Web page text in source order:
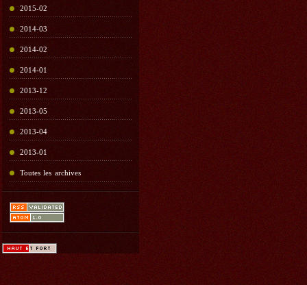
2015-02
2014-03
2014-02
2014-01
2013-12
2013-05
2013-04
2013-01
Toutes les archives